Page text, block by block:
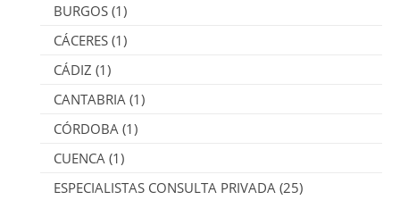
BURGOS (1)
CÁCERES (1)
CÁDIZ (1)
CANTABRIA (1)
CÓRDOBA (1)
CUENCA (1)
ESPECIALISTAS CONSULTA PRIVADA (25)